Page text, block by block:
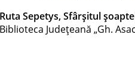
Ruta Sepetys, Sfârșitul
Biblioteca Judeţeană „Gh.